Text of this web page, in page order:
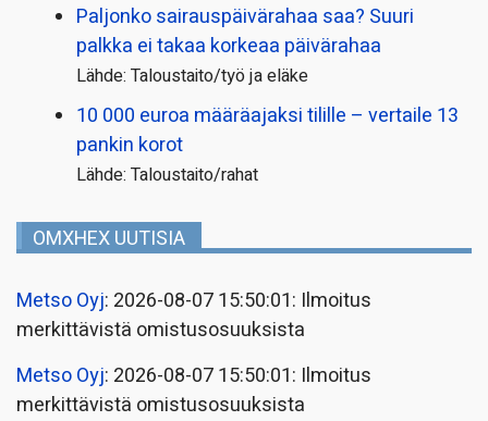
Paljonko sairauspäivä­rahaa saa? Suuri
palkka ei takaa korkeaa päivärahaa
Lähde: Taloustaito/työ ja eläke
10 000 euroa määräajaksi tilille – vertaile 13
pankin korot
Lähde: Taloustaito/rahat
OMXHEX UUTISIA
Metso Oyj: 2026-08-07 15:50:01: Ilmoitus
merkittävistä omistusosuuksista
Metso Oyj: 2026-08-07 15:50:01: Ilmoitus
merkittävistä omistusosuuksista